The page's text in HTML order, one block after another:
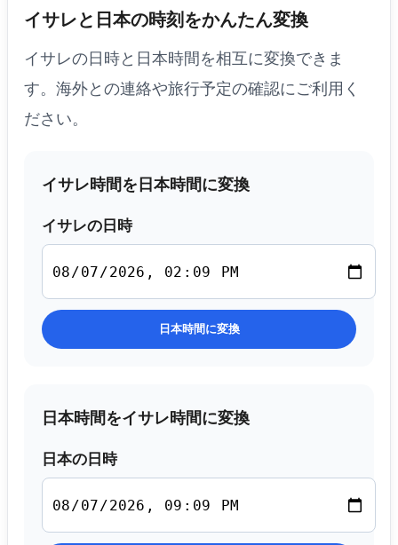
イサレと日本の時刻をかんたん変換
イサレの日時と日本時間を相互に変換できま
す。海外との連絡や旅行予定の確認にご利用く
ださい。
イサレ時間を日本時間に変換
イサレの日時
日本時間に変換
日本時間をイサレ時間に変換
日本の日時